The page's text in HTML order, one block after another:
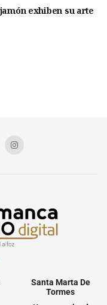
exhiben su arte
Santa Marta De
Tormes